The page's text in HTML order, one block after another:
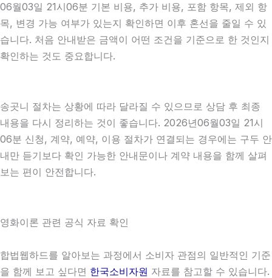
06월03일 21시06분 기본 비용, 추가 비용, 포함 항목, 제외 항
목, 변경 가능 여부가 있는지 확인하면 이후 혼선을 줄일 수 있
습니다. 처음 안내받은 금액이 어떤 조건을 기준으로 한 것인지
확인하는 것도 중요합니다.
송곳니 절차는 상황에 따라 달라질 수 있으므로 상담 후 최종
내용을 다시 정리하는 것이 좋습니다. 2026년06월03일 21시
06분 신청, 계약, 예약, 이용 절차가 연결되는 경우에는 구두 안
내만 듣기보다 확인 가능한 안내문이나 계약 내용을 함께 살펴
보는 편이 안전합니다.
영화이론 관련 공식 자료 확인
합법웹하드를 알아보는 과정에서 소비자 관점의 일반적인 기준
을 함께 보고 싶다면 한국소비자원 자료를 참고할 수 있습니다.